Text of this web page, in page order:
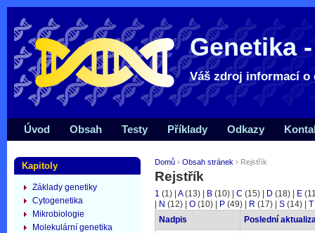
Genetika
Váš zdroj informací o
Domů › Obsah stránek › Rejstřík
Rejstřík
1 (1) A(13) B (10) C (15) D (18) E
N (12) O (10) P (49) R (17) S (14) T
Nadpis
Poslední
Úvod Obsah Testy Příklady Odkazy
Kapitoly
Základy genetiky
Cytogenetika
Mikrobiologie
Molekulární genetika